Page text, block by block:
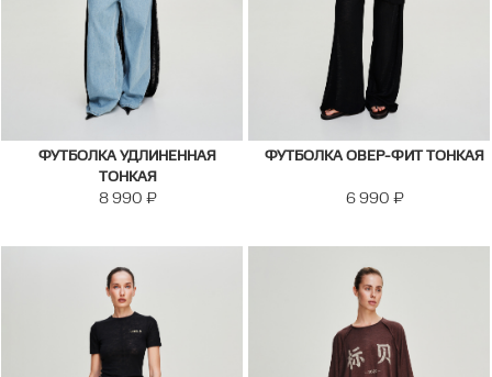
ФУТБОЛКА УДЛИНЕННАЯ
ТОНКАЯ
8 990 ₽
ФУТБОЛКА ОВЕР-ФИТ ТОНКАЯ
6 990 ₽